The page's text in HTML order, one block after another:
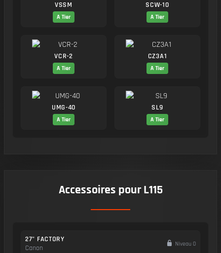
VSSM
A Tier
SCW-10
A Tier
VCR-2
A Tier
CZ3A1
A Tier
UMG-40
A Tier
SL9
A Tier
Accessoires pour L115
27" FACTORY
Canon
Niveau 0